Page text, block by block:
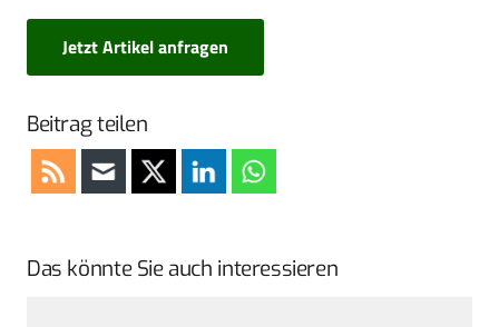
Jetzt Artikel anfragen
Beitrag teilen
Das könnte Sie auch interessieren